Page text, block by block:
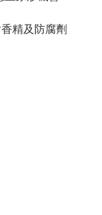
精及防腐劑